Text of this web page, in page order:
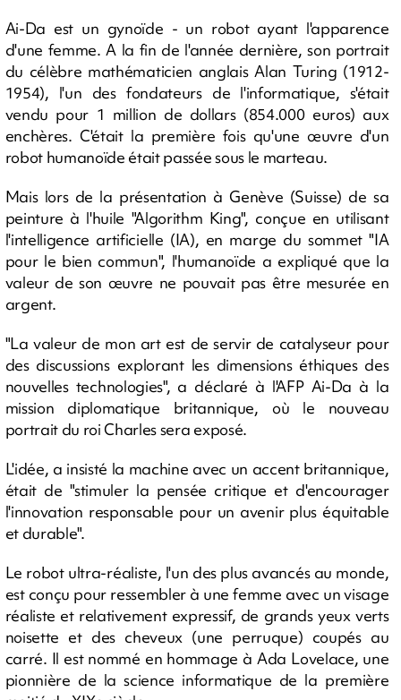
Ai-Da est un gynoïde - un robot ayant l'apparence
d'une femme. A la fin de l'année dernière, son portrait
du célèbre mathématicien anglais Alan Turing (1912-
1954), l'un des fondateurs de l'informatique, s'était
vendu pour 1 million de dollars (854.000 euros) aux
enchères. C'était la première fois qu'une œuvre d'un
robot humanoïde était passée sous le marteau.
Mais lors de la présentation à Genève (Suisse) de sa
peinture à l'huile "Algorithm King", conçue en utilisant
l'intelligence artificielle (IA), en marge du sommet "IA
pour le bien commun", l'humanoïde a expliqué que la
valeur de son œuvre ne pouvait pas être mesurée en
argent.
"La valeur de mon art est de servir de catalyseur pour
des discussions explorant les dimensions éthiques des
nouvelles technologies", a déclaré à l'AFP Ai-Da à la
mission diplomatique britannique, où le nouveau
portrait du roi Charles sera exposé.
L'idée, a insisté la machine avec un accent britannique,
était de "stimuler la pensée critique et d'encourager
l'innovation responsable pour un avenir plus équitable
et durable".
Le robot ultra-réaliste, l'un des plus avancés au monde,
est conçu pour ressembler à une femme avec un visage
réaliste et relativement expressif, de grands yeux verts
noisette et des cheveux (une perruque) coupés au
carré. Il est nommé en hommage à Ada Lovelace, une
pionnière de la science informatique de la première